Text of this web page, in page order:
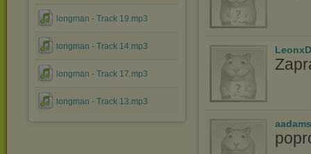
longman - Track 19.mp3
longman - Track 14.mp3
longman - Track 17.mp3
longman - Track 13.mp3